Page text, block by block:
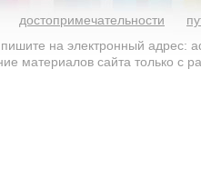
достопримечательности
на электронный адрес:
материалов сайта только с